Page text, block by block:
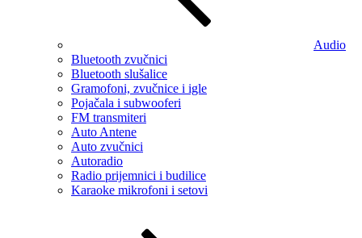
Audio
Bluetooth zvučnici
Bluetooth slušalice
Gramofoni, zvučnice i igle
Pojačala i subwooferi
FM transmiteri
Auto Antene
Auto zvučnici
Autoradio
Radio prijemnici i budilice
Karaoke mikrofoni i setovi